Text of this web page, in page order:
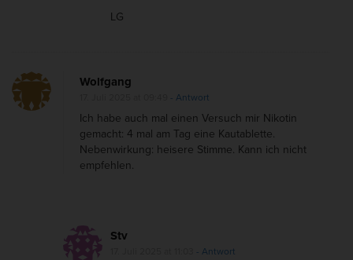
LG
Wolfgang
- Antwort
Ich habe auch mal einen Versuch mir Nikotin
gemacht: 4 mal am Tag eine Kautablette.
Nebenwirkung: heisere Stimme. Kann ich nicht
empfehlen.
Stv
- Antwort